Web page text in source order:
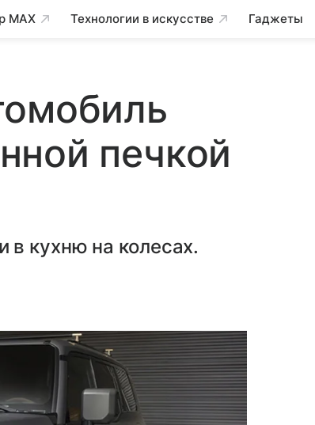
MAX Технологии в искусстве Гаджеты
печкой
в кухню на колесах.